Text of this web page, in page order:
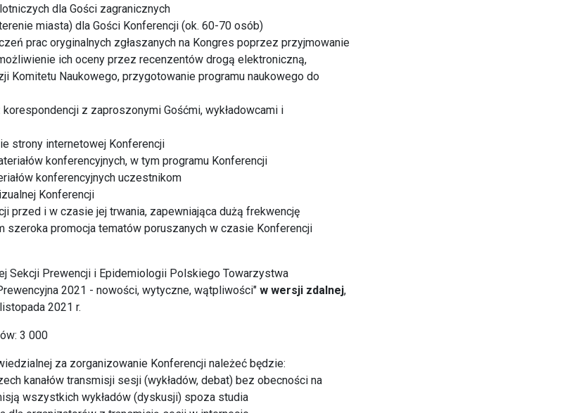
dla Gości zagranicznych
miasta) dla Gości Konferencji (ok. 60-70 osób)
prac oryginalnych zgłaszanych na Kongres poprzez przyjmowanie
ich oceny przez recenzentów drogą elektroniczną,
Komitetu Naukowego, przygotowanie programu naukowego do
z zaproszonymi Gośćmi, wykładowcami i
strony internetowej Konferencji
konferencyjnych, w tym programu Konferencji
konferencyjnych uczestnikom
Konferencji
przed i w czasie jej trwania, zapewniająca dużą frekwencję
szeroka promocja tematów poruszanych w czasie Konferencji
Sekcji Prewencji i Epidemiologii Polskiego Towarzystwa
2021 - nowości, wytyczne, wątpliwości" w wersji zdalnej,
2021 r.
3 000
za zorganizowanie Konferencji należeć będzie:
kanałów transmisji sesji (wykładów, debat) bez obecności na
wszystkich wykładów (dyskusji) spoza studia